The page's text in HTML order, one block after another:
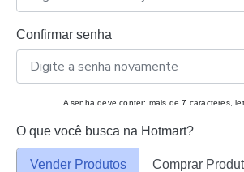
Confirmar senha
A senha deve conter: mais de 7 caracteres,
O que você busca na Hotmart?
Vender Produtos Comprar